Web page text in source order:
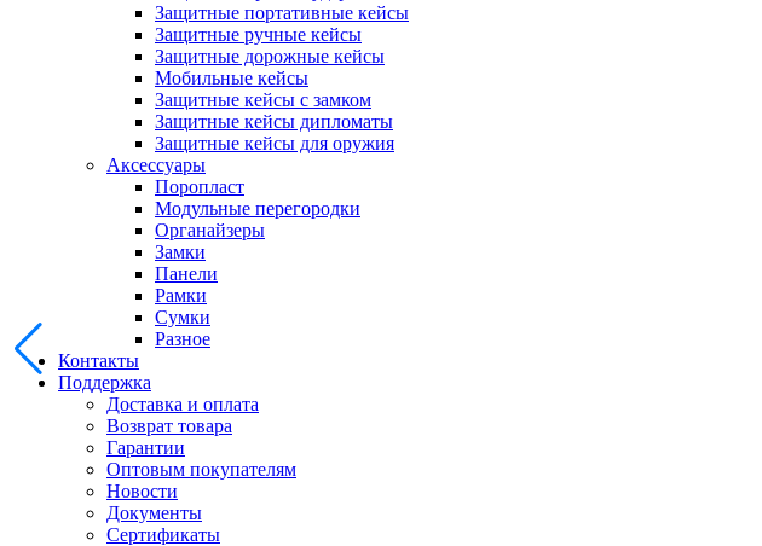
Защитные портативные кейсы
Защитные ручные кейсы
Защитные дорожные кейсы
Мобильные кейсы
Защитные кейсы с замком
Защитные кейсы дипломаты
Защитные кейсы для оружия
Аксессуары
Поропласт
Модульные перегородки
Органайзеры
Замки
Панели
Рамки
Сумки
Разное
Контакты
Поддержка
Доставка и оплата
Возврат товара
Гарантии
Оптовым покупателям
Новости
Документы
Сертификаты